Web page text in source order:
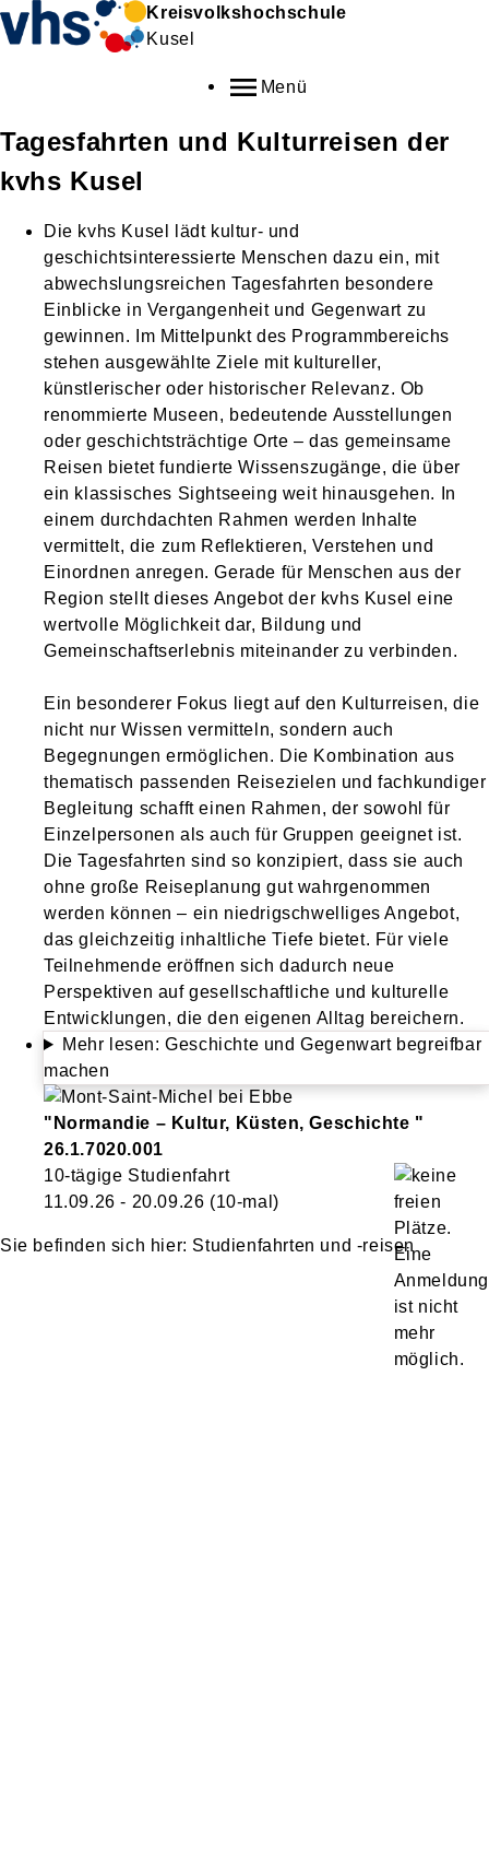
Kreisvolkshochschule
Kusel
Menü
Tagesfahrten und Kulturreisen der
kvhs Kusel
Die kvhs Kusel lädt kultur- und
geschichtsinteressierte Menschen dazu ein, mit
abwechslungsreichen Tagesfahrten besondere
Einblicke in Vergangenheit und Gegenwart zu
gewinnen. Im Mittelpunkt des Programmbereichs
stehen ausgewählte Ziele mit kultureller,
künstlerischer oder historischer Relevanz. Ob
renommierte Museen, bedeutende Ausstellungen
oder geschichtsträchtige Orte – das gemeinsame
Reisen bietet fundierte Wissenszugänge, die über
ein klassisches Sightseeing weit hinausgehen. In
einem durchdachten Rahmen werden Inhalte
vermittelt, die zum Reflektieren, Verstehen und
Einordnen anregen. Gerade für Menschen aus der
Region stellt dieses Angebot der kvhs Kusel eine
wertvolle Möglichkeit dar, Bildung und
Gemeinschaftserlebnis miteinander zu verbinden.
Ein besonderer Fokus liegt auf den Kulturreisen, die
nicht nur Wissen vermitteln, sondern auch
Begegnungen ermöglichen. Die Kombination aus
thematisch passenden Reisezielen und fachkundiger
Begleitung schafft einen Rahmen, der sowohl für
Einzelpersonen als auch für Gruppen geeignet ist.
Die Tagesfahrten sind so konzipiert, dass sie auch
ohne große Reiseplanung gut wahrgenommen
werden können – ein niedrigschwelliges Angebot,
das gleichzeitig inhaltliche Tiefe bietet. Für viele
Teilnehmende eröffnen sich dadurch neue
Perspektiven auf gesellschaftliche und kulturelle
Entwicklungen, die den eigenen Alltag bereichern.
Mehr lesen: Geschichte und Gegenwart begreifbar
machen
"Normandie – Kultur, Küsten, Geschichte "
26.1.7020.001
10-tägige Studienfahrt
11.09.26 - 20.09.26 (10-mal)
Studienfahrten und -reisen